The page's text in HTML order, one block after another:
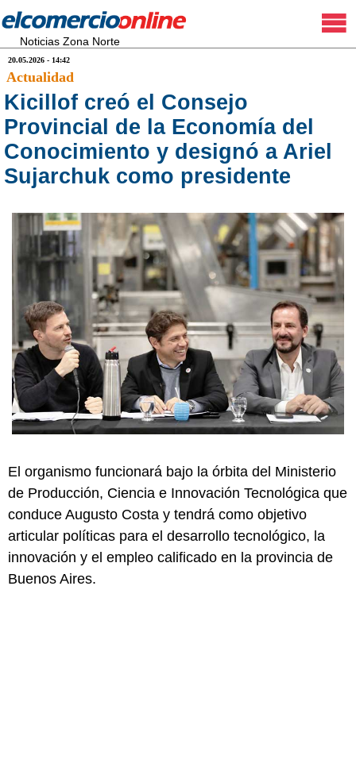
Noticias Zona Norte
20.05.2026 - 14:42
Actualidad
Kicillof creó el Consejo
Provincial de la Economía del
Conocimiento y designó a Ariel
Sujarchuk como presidente
El organismo funcionará bajo la órbita del Ministerio
de Producción, Ciencia e Innovación Tecnológica que
conduce Augusto Costa y tendrá como objetivo
articular políticas para el desarrollo tecnológico, la
innovación y el empleo calificado en la provincia de
Buenos Aires.